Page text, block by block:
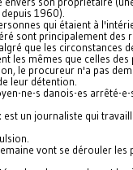
1960).
qui étaient à
sont principalement des
que les circonstances
les mêmes que celles des
le procureur n'a pas
leur détention.
ne-s danois-es arrêté-
est un journaliste qui
vont se dérouler les